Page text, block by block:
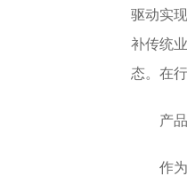
驱动实
补传统
态。在
产
作